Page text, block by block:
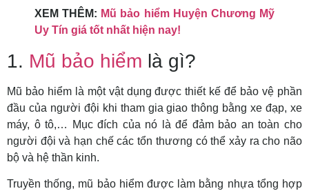
XEM THÊM: Mũ bảo hiểm Huyện Chương Mỹ
Uy Tín giá tốt nhất hiện nay!
1. Mũ bảo hiểm là gì?
Mũ bảo hiểm là một vật dụng được thiết kế để bảo vệ phần
đầu của người đội khi tham gia giao thông bằng xe đạp, xe
máy, ô tô,… Mục đích của nó là để đảm bảo an toàn cho
người đội và hạn chế các tổn thương có thể xảy ra cho não
bộ và hệ thần kinh.
Truyền thống, mũ bảo hiểm được làm bằng nhựa tổng hợp